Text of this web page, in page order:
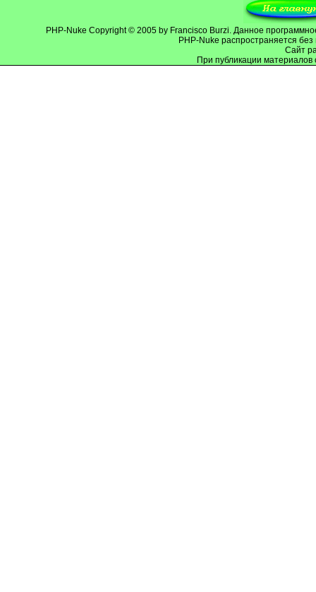
PHP-Nuke Copyright © 2005 by Francisco Burzi. Данное
PHP-Nuke распространяется
Cайт
При публикации